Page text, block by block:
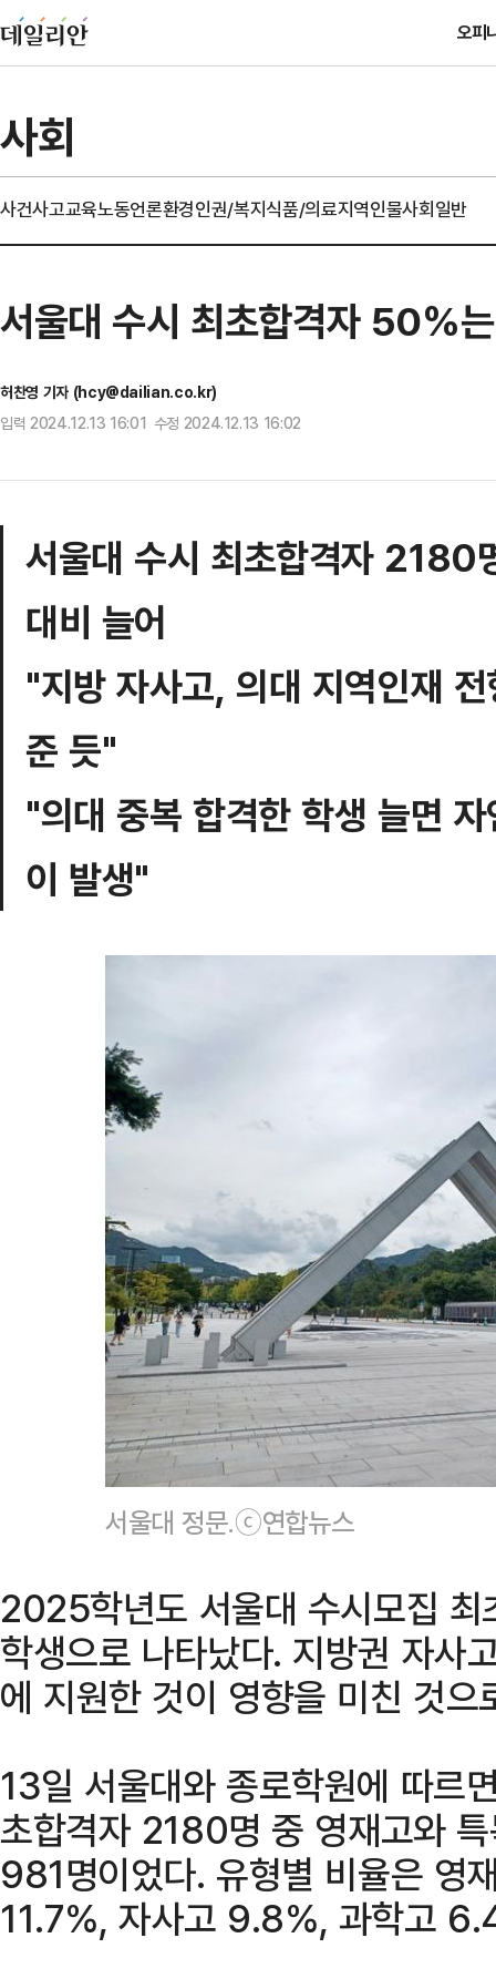
오피
사회
사건사고교육노동언론환경인권/복지식품/의료지역인물사회일반
서울대 수시 최초합격자 50%
허찬영 기자 (hcy@dailian.co.kr)
입력 2024.12.13 16:01 수정 2024.12.13 16:02
서울대 수시 최초합격자
대비 늘어
"지방 자사고, 의대 지역인재
준 듯"
"의대 중복 합격한 학생 늘면
이 발생"
서울대 정문.ⓒ연합뉴스
2025학년도 서울대 수시모집
학생으로 나타났다. 지방권 자사
에 지원한 것이 영향을 미친 것으
13일 서울대와 종로학원에 따르
초합격자 2180명 중 영재고와
981명이었다. 유형별 비율은 영
11.7%, 자사고 9.8%, 과학고